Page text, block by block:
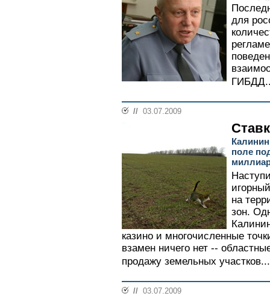
для
// 03.07.2009
поле
на
зон.
казино и многочисленные
взамен ничего нет --
продажу земельных участков...
// 03.07.2009